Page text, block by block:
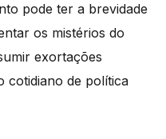
pode ter a brevidade
os mistérios do
exortações
cotidiano de política